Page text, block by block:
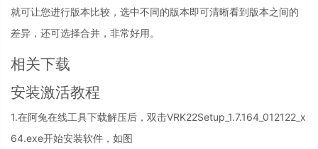
就可让您进行版本比较，选中不同的版本即可清晰看到版本之间的
差异，还可选择合并，非常好用。
相关下载
安装激活教程
1.在阿兔在线工具下载解压后，双击VRK22Setup_1.7.164_012122_x
64.exe开始安装软件，如图